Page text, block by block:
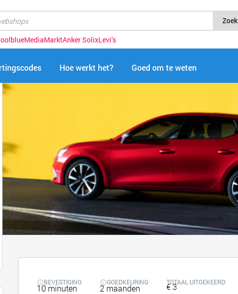
Zoek
MediaMarktAnker SolixLevi’s
Hoe werkt het? Goed om te weten
BEVESTIGING
10 minuten
GOEDKEURING
2 maanden
TOTAAL UITGEKEERD
€ 3